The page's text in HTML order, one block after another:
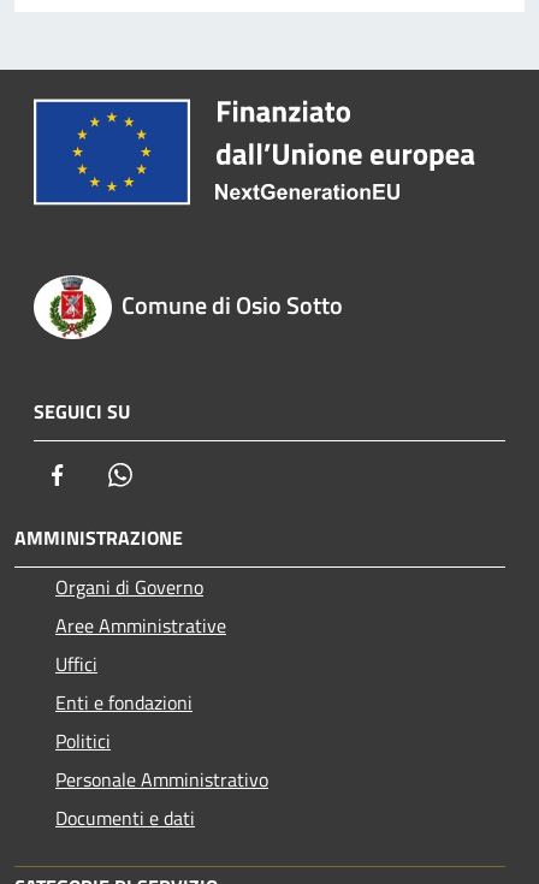
Comune di Osio Sotto
SEGUICI SU
Facebook
AMMINISTRAZIONE
Organi di Governo
Aree Amministrative
Uffici
Enti e fondazioni
Politici
Personale Amministrativo
Documenti e dati